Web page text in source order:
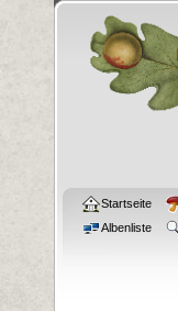
Startseite
Albenliste